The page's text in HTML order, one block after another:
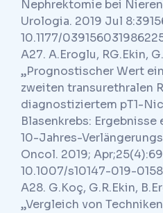
Nephrektomie bei
Urologia. 2019 Jul
10.1177/
A27. A.Eroglu, RG.Ekin,
„Prognostischer Wert
zweiten transurethralen
diagnostiziertem pT1-
Blasenkrebs:
10-Jahres-
Oncol. 2019;
10.1007/s10147-019-
A28. G.Koç, G.R.Ekin,
„Vergleich von